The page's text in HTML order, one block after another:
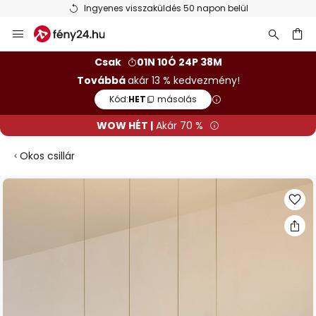
Ingyenes visszaküldés 50 napon belül
Ugrás
a
Csak
01N 10Ó 24P 38M
Továbbáakár 13 % kedvezmény!
Kód:HET másolás
WOW HÉT | Akár 70 %
Okos csillár
Ugrás